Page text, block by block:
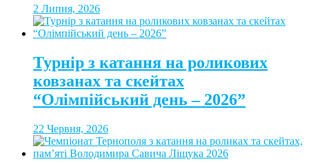
2 Липня, 2026
Турнір з катання на роликових
ковзанах та скейтах
“Олімпійський день – 2026”
22 Червня, 2026